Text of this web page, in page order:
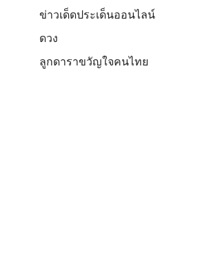
ข่าวเด็ดประเด็นออนไลน์
ดวง
ลูกดาราขวัญใจคนไทย